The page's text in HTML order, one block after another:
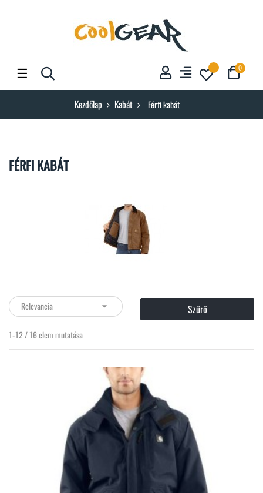
0
Toggle
navigation
☰
Kezdőlap Kabát Férfi kabát
FÉRFI KABÁT
Relevancia  Szűrő
1-12 / 16 elem mutatása